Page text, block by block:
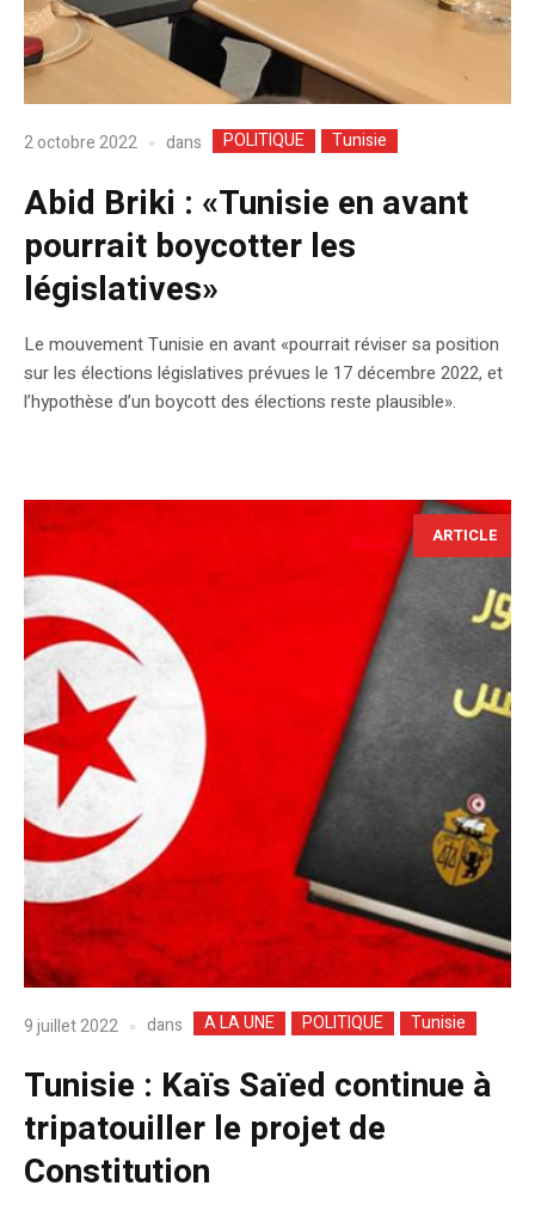
2 octobre 2022 dans POLITIQUE Tunisie
Abid Briki : «Tunisie en avant
pourrait boycotter les
législatives»
Le mouvement Tunisie en avant «pourrait réviser sa position
sur les élections législatives prévues le 17 décembre 2022, et
l’hypothèse d’un boycott des élections reste plausible».
ARTICLE
9 juillet 2022 dans A LA UNE POLITIQUE Tunisie
Tunisie : Kaïs Saïed continue à
tripatouiller le projet de
Constitution